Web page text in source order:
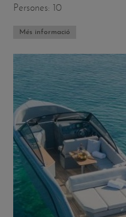
Persones: 10
Més informació